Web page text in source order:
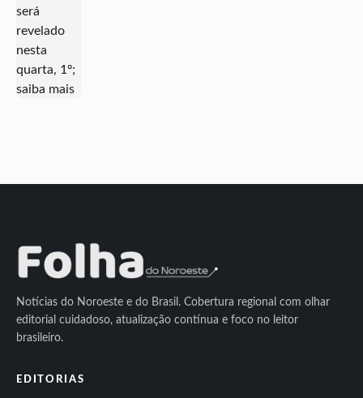
Notícias do Noroeste e do Brasil. Cobertura regional com olhar
editorial cuidadoso, atualização contínua e foco no leitor
brasileiro.
EDITORIAS